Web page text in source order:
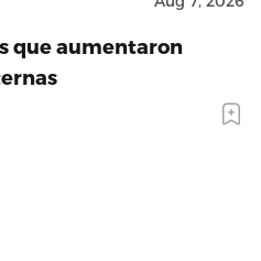
que aumentaron